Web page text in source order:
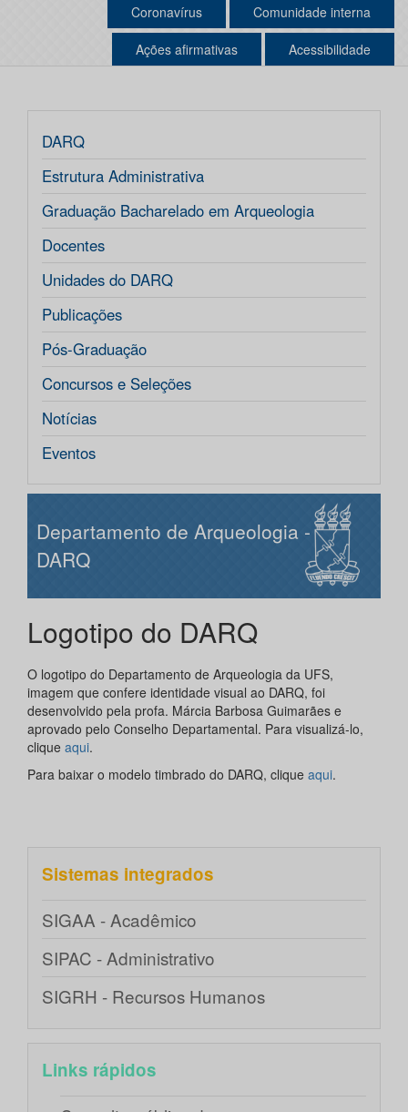
Coronavírus Comunidade interna
Ações afirmativas Acessibilidade
DARQ
Estrutura Administrativa
Graduação Bacharelado em Arqueologia
Docentes
Unidades do DARQ
Publicações
Pós-Graduação
Concursos e Seleções
Notícias
Eventos
Departamento de Arqueologia -
DARQ
Logotipo do DARQ
O logotipo do Departamento de Arqueologia da UFS,
imagem que confere identidade visual ao DARQ, foi
desenvolvido pela profa. Márcia Barbosa Guimarães e
aprovado pelo Conselho Departamental. Para visualizá-lo,
clique aqui.
Para baixar o modelo timbrado do DARQ, clique aqui.
Sistemas integrados
SIGAA - Acadêmico
SIPAC - Administrativo
SIGRH - Recursos Humanos
Links rápidos